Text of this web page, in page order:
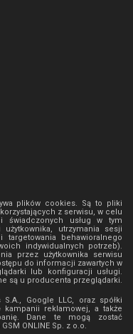
plików cookies. Są to pliki
z serwisu, w celu
świadczonych usług w tym
utrzymania sesji
behawioralnego
indywidualnych potrzeb).
przez użytkownika serwisu
do informacji zawartych w
lub konfiguracji usługi.
są u producenta przeglądarki.
Google LLC, oraz spółki
kampanii reklamowej, a także
Dane te mogą zostać
GSM ONLINE Sp. z o.o.